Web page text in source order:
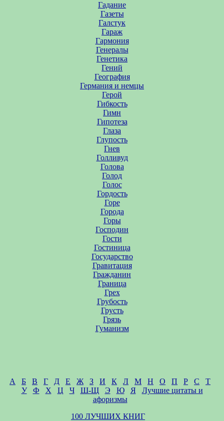
Гадание
Газеты
Галстук
Гараж
Гармония
Генералы
Генетика
Гений
География
Германия и немцы
Герой
Гибкость
Гимн
Гипотеза
Глаза
Глупость
Гнев
Голливуд
Голова
Голод
Голос
Гордость
Горе
Города
Горы
Господин
Гости
Гостиница
Государство
Гравитация
Гражданин
Граница
Грех
Грубость
Грусть
Грязь
Гуманизм
А Б В Г Д Е Ж З И К Л М Н О П Р С
Т
У
Ф Х Ц Ч Ш-Щ Э Ю Я
Лучшие цитаты и
афоризмы
100 ЛУЧШИХ КНИГ